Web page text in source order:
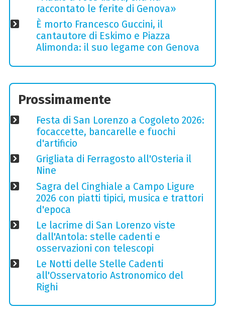
raccontato le ferite di Genova»
È morto Francesco Guccini, il
cantautore di Eskimo e Piazza
Alimonda: il suo legame con Genova
Prossimamente
Festa di San Lorenzo a Cogoleto 2026:
focaccette, bancarelle e fuochi
d'artificio
Grigliata di Ferragosto all'Osteria il
Nine
Sagra del Cinghiale a Campo Ligure
2026 con piatti tipici, musica e trattori
d'epoca
Le lacrime di San Lorenzo viste
dall'Antola: stelle cadenti e
osservazioni con telescopi
Le Notti delle Stelle Cadenti
all'Osservatorio Astronomico del
Righi